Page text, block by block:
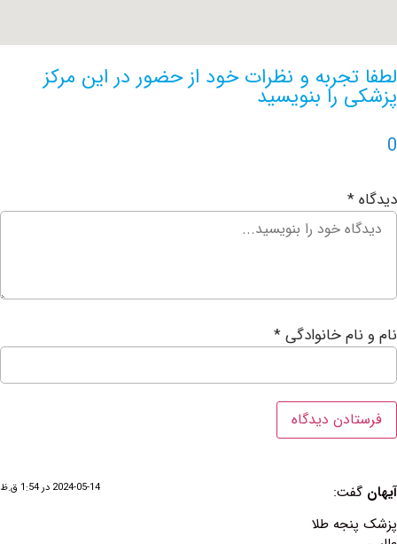
و نظرات خود از حضور در این مرکز
را بنویسید
2024-05-14 در 1:54 ق.ظ
طلا
خانوادگی*